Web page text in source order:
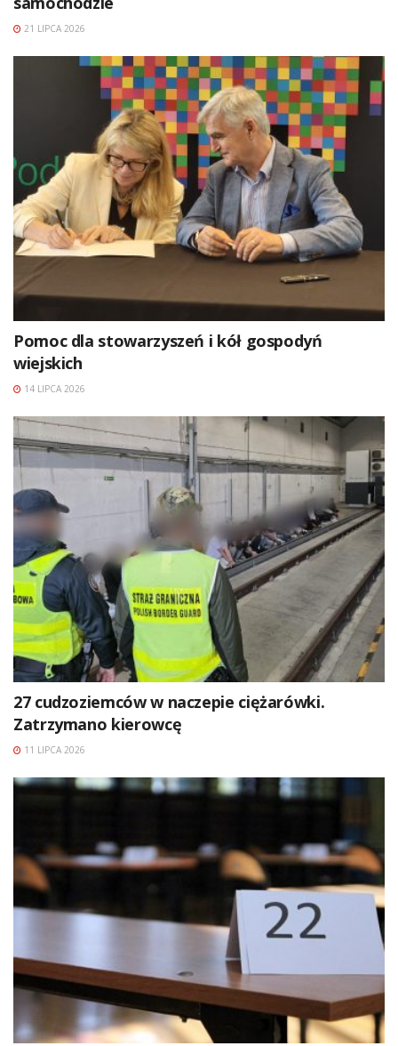
21 LIPCA 2026
Pomoc dla stowarzyszeń i kół gospodyń
wiejskich
14 LIPCA 2026
27 cudzoziemców w naczepie ciężarówki.
Zatrzymano kierowcę
11 LIPCA 2026